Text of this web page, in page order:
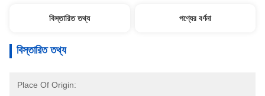
বিস্তারিত তথ্য পণ্যের বর্ণনা
বিস্তারিত তথ্য
Place Of Origin: